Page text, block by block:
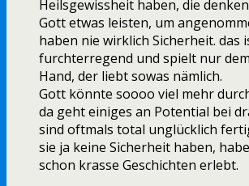
Heilsgewissheit haben, die
Gott etwas leisten, um
haben nie wirklich Sicherheit. das
furchterregend und spielt nur
Hand, der liebt sowas nämlich.
Gott könnte soooo viel mehr
da geht einiges an Potential bei
sind oftmals total unglücklich
sie ja keine Sicherheit haben,
schon krasse Geschichten erlebt.